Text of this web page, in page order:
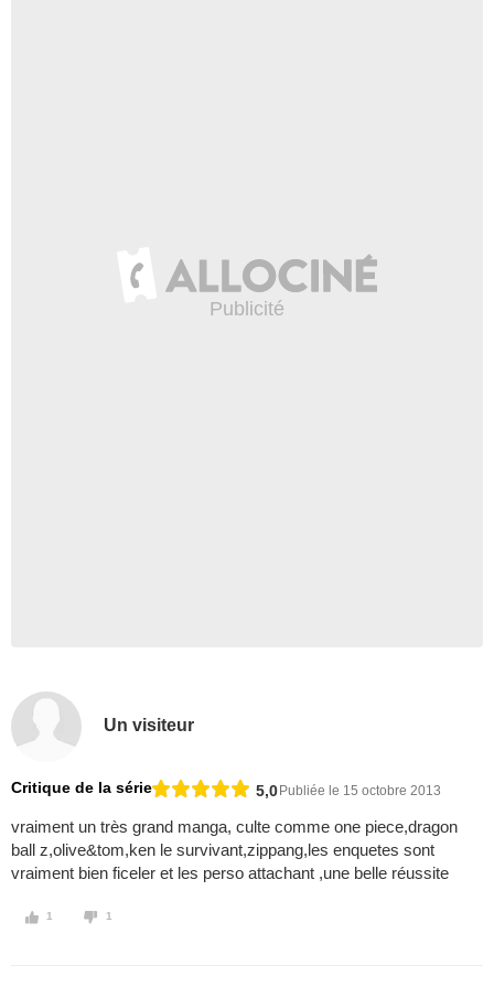
Un visiteur
Critique de la série 5,0Publiée le 15 octobre 2013
vraiment un très grand manga, culte comme one piece,dragon
ball z,olive&tom,ken le survivant,zippang,les enquetes sont
vraiment bien ficeler et les perso attachant ,une belle réussite
1 1